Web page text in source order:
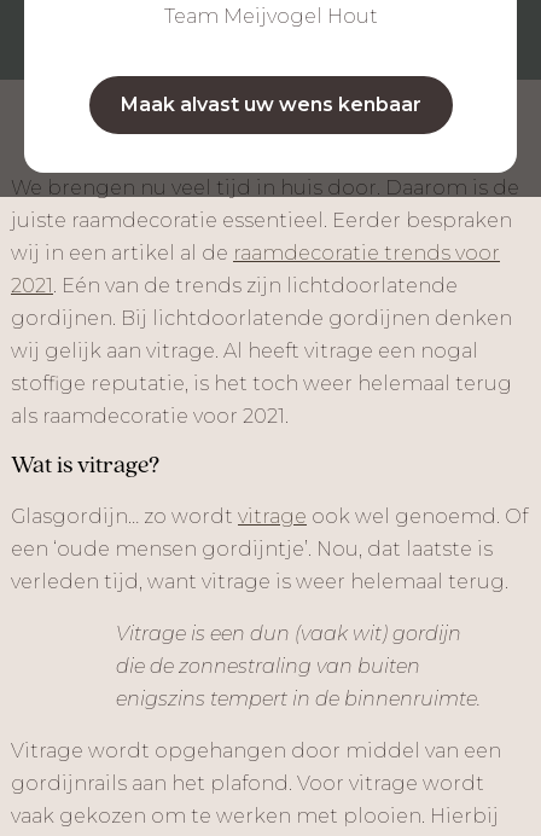
Team Meijvogel Hout
Maak alvast uw wens kenbaar
We brengen nu veel tijd in huis door. Daarom is de
juiste raamdecoratie essentieel. Eerder bespraken
wij in een artikel al de raamdecoratie trends voor
2021. Eén van de trends zijn lichtdoorlatende
gordijnen. Bij lichtdoorlatende gordijnen denken
wij gelijk aan vitrage. Al heeft vitrage een nogal
stoffige reputatie, is het toch weer helemaal terug
als raamdecoratie voor 2021.
Wat is vitrage?
Glasgordijn… zo wordt vitrage ook wel genoemd. Of
een ‘oude mensen gordijntje’. Nou, dat laatste is
verleden tijd, want vitrage is weer helemaal terug.
Vitrage is een dun (vaak wit) gordijn
die de zonnestraling van buiten
enigszins tempert in de binnenruimte.
Vitrage wordt opgehangen door middel van een
gordijnrails aan het plafond. Voor vitrage wordt
vaak gekozen om te werken met plooien. Hierbij